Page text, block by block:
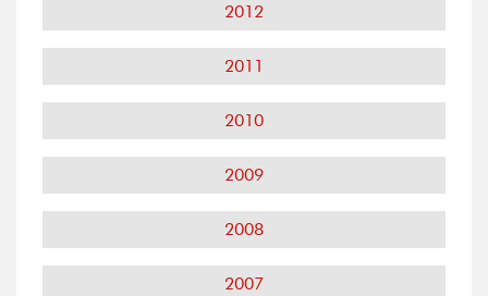
2012
2011
2010
2009
2008
2007